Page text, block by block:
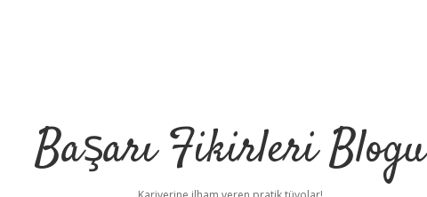
Başarı Fikirleri Blogu